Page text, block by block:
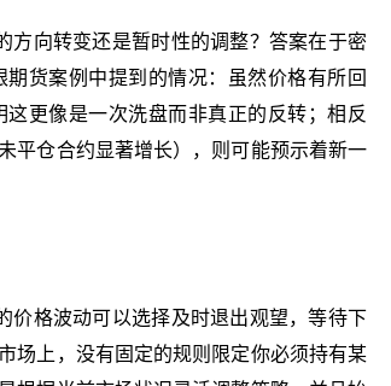
向转变还是暂时性的调整？答案在于密
货案例中提到的情况：虽然价格有所回
更像是一次洗盘而非真正的反转；相反
平仓合约显著增长），则可能预示着新一
格波动可以选择及时退出观望，等待下
场上，没有固定的规则限定你必须持有某